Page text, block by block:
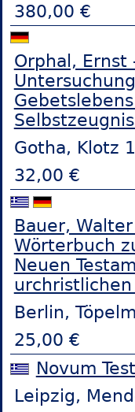
380,00 €
Orphal, Ernst
Gotha, Klotz
32,00 €
Bauer,
Wörterbuch
Neuen
Berlin,
25,00 €
Novum
Leipzig,